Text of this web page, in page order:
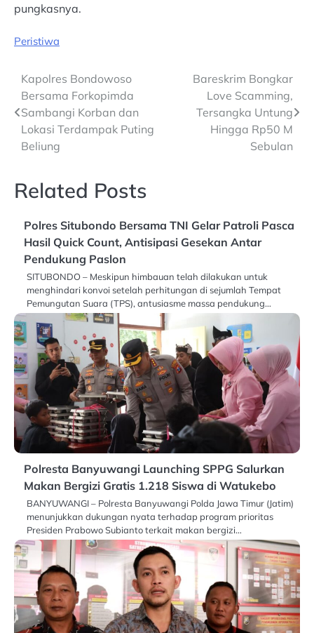
pungkasnya.
Peristiwa
Post
navigation
Kapolres Bondowoso
Bersama Forkopimda
Sambangi Korban dan
Lokasi Terdampak Puting
Beliung
Bareskrim Bongkar
Love Scamming,
Tersangka Untung
Hingga Rp50 M
Sebulan
Related Posts
Polres Situbondo Bersama TNI Gelar Patroli Pasca
Hasil Quick Count, Antisipasi Gesekan Antar
Pendukung Paslon
SITUBONDO – Meskipun himbauan telah dilakukan untuk
menghindari konvoi setelah perhitungan di sejumlah Tempat
Pemungutan Suara (TPS), antusiasme massa pendukung…
Polresta Banyuwangi Launching SPPG Salurkan
Makan Bergizi Gratis 1.218 Siswa di Watukebo
BANYUWANGI – Polresta Banyuwangi Polda Jawa Timur (Jatim)
menunjukkan dukungan nyata terhadap program prioritas
Presiden Prabowo Subianto terkait makan bergizi…